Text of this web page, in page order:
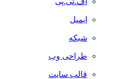
ایمیل
شبکه
طراحی وب
قالب سایت